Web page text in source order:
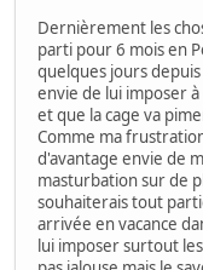
Dernièrement les
parti pour 6 mois en
quelques jours
envie de lui imposer
et que la cage va
Comme ma
d'avantage envie de
masturbation sur de
souhaiterais tout
arrivée en vacance
lui imposer surtout